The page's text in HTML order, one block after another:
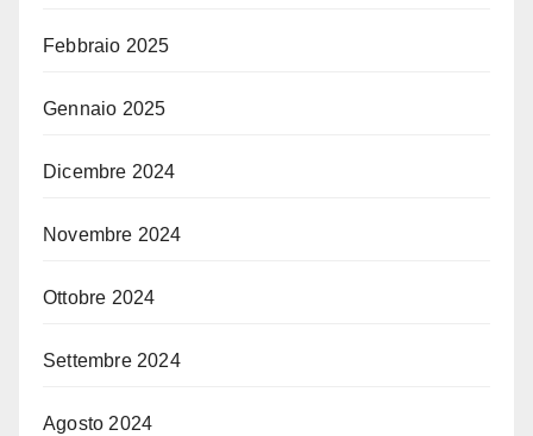
Febbraio 2025
Gennaio 2025
Dicembre 2024
Novembre 2024
Ottobre 2024
Settembre 2024
Agosto 2024